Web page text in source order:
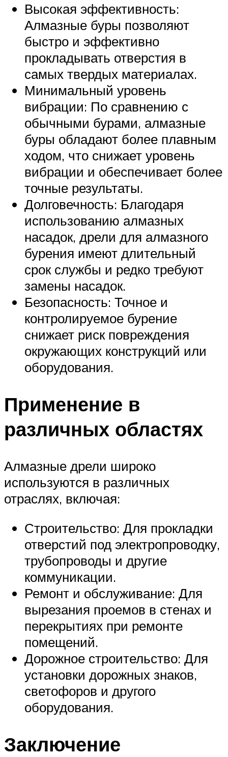
Высокая эффективность:
Алмазные буры позволяют
быстро и эффективно
прокладывать отверстия в
самых твердых материалах.
Минимальный уровень
вибрации: По сравнению с
обычными бурами, алмазные
буры обладают более плавным
ходом, что снижает уровень
вибрации и обеспечивает более
точные результаты.
Долговечность: Благодаря
использованию алмазных
насадок, дрели для алмазного
бурения имеют длительный
срок службы и редко требуют
замены насадок.
Безопасность: Точное и
контролируемое бурение
снижает риск повреждения
окружающих конструкций или
оборудования.
Применение в
различных областях
Алмазные дрели широко
используются в различных
отраслях, включая:
Строительство: Для прокладки
отверстий под электропроводку,
трубопроводы и другие
коммуникации.
Ремонт и обслуживание: Для
вырезания проемов в стенах и
перекрытиях при ремонте
помещений.
Дорожное строительство: Для
установки дорожных знаков,
светофоров и другого
оборудования.
Заключение